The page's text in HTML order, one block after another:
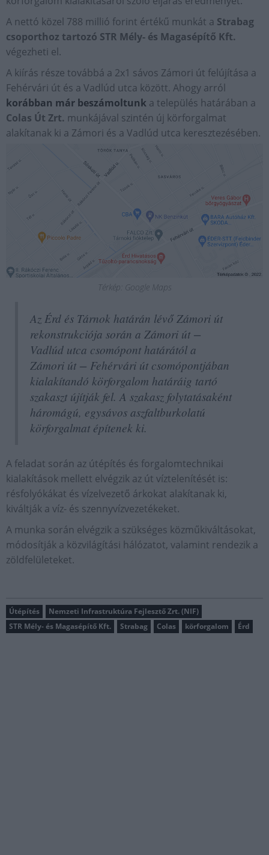
A nettó közel 788 millió forint értékű munkát a Strabag
csoporthoz tartozó STR Mély- és Magasépítő Kft.
végezheti el.
A kiírás része továbbá a 2x1 sávos Zámori út felújítása a
Fehérvári út és a Vadlúd utca között. Ahogy arról
korábban már beszámoltunk a település határában a
Colas Út Zrt. munkájával szintén új körforgalmat
alakítanak ki a Zámori és a Vadlúd utca keresztezésében.
Térkép: Google Maps
Az Érd és Tárnok határán lévő Zámori út
rekonstrukciója során a Zámori út −
Vadlúd utca csomópont határától a
Zámori út − Fehérvári út csomópontjában
kialakítandó körforgalom határáig tartó
szakaszt újítják fel. A szakasz folytatásaként
háromágú, egysávos aszfaltburkolatú
körforgalmat építenek ki.
A feladat során az útépítés és forgalomtechnikai
kialakítások mellett elvégzik az út víztelenítését is:
résfolyókákat és vízelvezető árkokat alakítanak ki,
kiváltják a víz- és szennyvízvezetékeket.
A munka során elvégzik a szükséges közműkiváltásokat,
módosítják a közvilágítási hálózatot, valamint rendezik a
zöldfelületeket.
Útépítés
Nemzeti Infrastruktúra Fejlesztő Zrt. (NIF)
STR Mély- és Magasépítő Kft.
Strabag Colas körforgalom Érd